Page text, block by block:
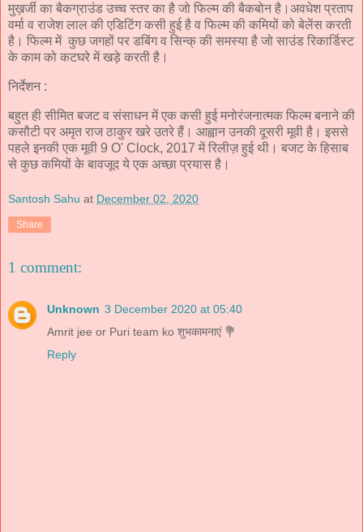
मुख़र्जी का बैकग्राउंड उच्च स्तर का है जो फिल्म की बैकबोन है।अवधेश प्रताप
वर्मा व राजेश लाल की एडिटिंग कसी हुई है व फिल्म की कमियों को बेलेंस करती
है। फिल्म में कुछ जगहों पर डबिंग व सिन्क् की समस्या है जो साउंड रिकार्डिस्ट
के काम को कटघरे में खड़े करती है।
निर्देशन :
बहुत ही सीमित बजट व संसाधन में एक कसी हुई मनोरंजनात्मक फिल्म बनाने की
कसौटी पर अमृत राज ठाकुर खरे उतरे हैं। आह्वान उनकी दूसरी मूवी है। इससे
पहले इनकी एक मूवी 9 O' Clock, 2017 में रिलीज़ हुई थी। बजट के हिसाब
से कुछ कमियों के बावजूद ये एक अच्छा प्रयास है।
Santosh Sahu at December 02, 2020
Share
1 comment:
Unknown 3 December 2020 at 05:40
Amrit jee or Puri team ko शुभकामनाएं 💐
Reply